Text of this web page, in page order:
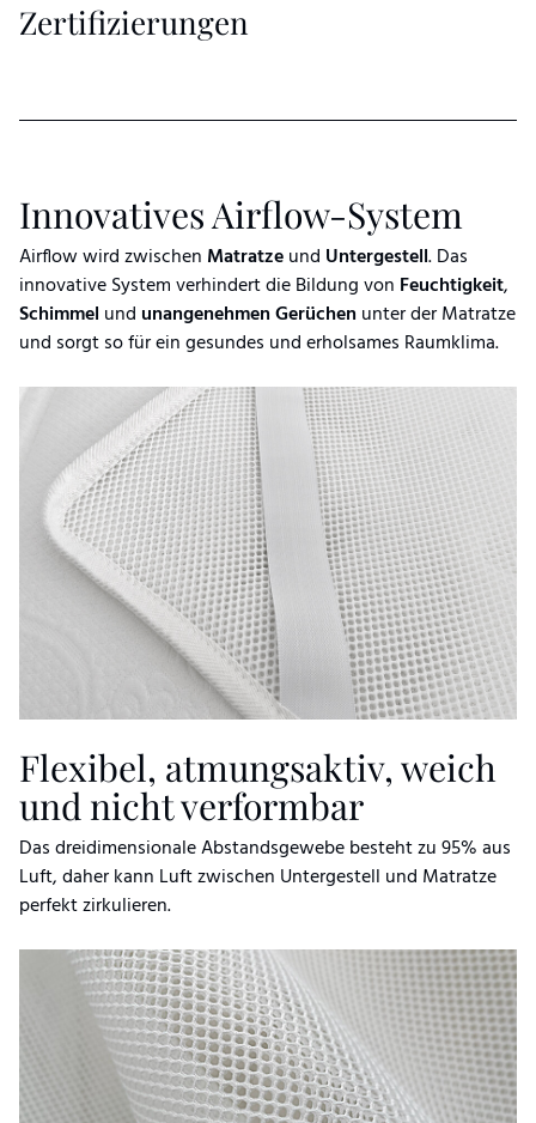
Zertifizierungen
Innovatives Airflow-System
Airflow wird zwischen Matratzeund Untergestell. Das
innovative System verhindert die Bildung von Feuchtigkeit,
Schimmel und unangenehmenGerüchen unter der Matratze
und sorgt so für ein gesundes und erholsames Raumklima.
Flexibel, atmungsaktiv, weich
und nicht verformbar
Das dreidimensionale Abstandsgewebe besteht zu 95% aus
Luft, daher kann Luft zwischen Untergestell und Matratze
perfekt zirkulieren.